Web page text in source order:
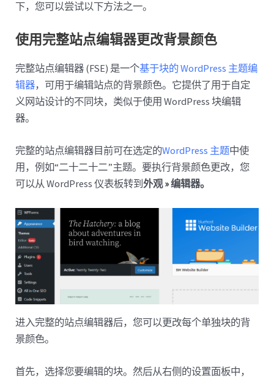
下，您可以尝试以下方法之一。
使用完整站点编辑器更改背景颜色
完整站点编辑器 (FSE) 是一个基于块的 WordPress 主题编
辑器，可用于编辑站点的背景颜色。它提供了用于自定
义网站设计的不同块，类似于使用 WordPress 块编辑
器。
完整的站点编辑器目前可在选定的WordPress 主题中使
用，例如“二十二十二”主题。要执行背景颜色更改，您
可以从 WordPress 仪表板转到外观 » 编辑器。
进入完整的站点编辑器后，您可以更改每个单独块的背
景颜色。
首先，选择您要编辑的块。然后从右侧的设置面板中，